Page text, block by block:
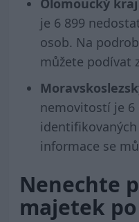
je 6 899
osob. Na
můžete podívat
nemovitostí je 6
informace se
Nenechte
majetek